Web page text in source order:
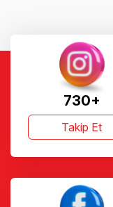
730+
Takip Et